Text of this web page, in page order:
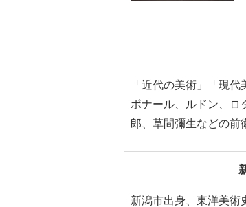
「近代の美術」「現
ボナール、ルドン、ロ
郎、草間彌生などの前
新潟市出身、東洋美術